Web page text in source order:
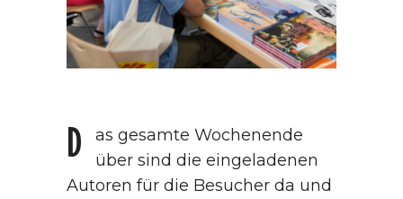
D
as gesamte Wochenende
über sind die eingeladenen
Autoren für die Besucher da und